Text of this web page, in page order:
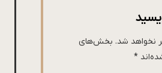
نخواهد شد. بخش‌های
*